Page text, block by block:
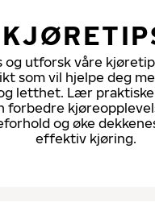
og utforsk våre
som vil hjelpe deg
letthet. Lær praktiske
forbedre
og øke
effektiv kjøring.